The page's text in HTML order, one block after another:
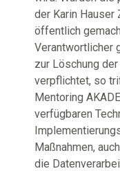
der Karin Hauser
öffentlich
Verantwortlicher
zur Löschung
verpflichtet, so
Mentoring
verfügbaren
Maßnahmen,
die